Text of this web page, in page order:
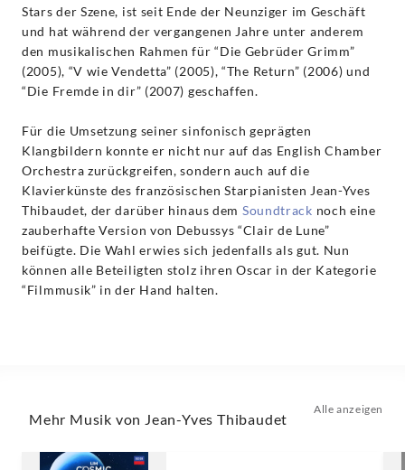
Stars der Szene, ist seit Ende der Neunziger im Geschäft
und hat während der vergangenen Jahre unter anderem
den musikalischen Rahmen für “Die Gebrüder Grimm”
(2005), “V wie Vendetta” (2005), “The Return” (2006) und
“Die Fremde in dir” (2007) geschaffen.
Für die Umsetzung seiner sinfonisch geprägten
Klangbildern konnte er nicht nur auf das English Chamber
Orchestra zurückgreifen, sondern auch auf die
Klavierkünste des französischen Starpianisten Jean-Yves
Thibaudet, der darüber hinaus dem Soundtrack noch eine
zauberhafte Version von Debussys “Clair de Lune”
beifügte. Die Wahl erwies sich jedenfalls als gut. Nun
können alle Beteiligten stolz ihren Oscar in der Kategorie
“Filmmusik” in der Hand halten.
Mehr Musik von Jean-Yves Thibaudet
Alle anzeigen